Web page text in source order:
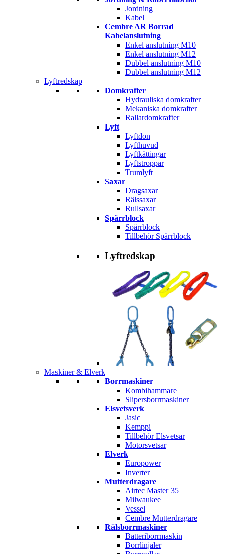
Jordning
Kabel
Cembre AR Borrad
Kabelanslutning
Enkel anslutning M10
Enkel anslutning M12
Dubbel anslutning M10
Dubbel anslutning M12
Lyftredskap
Domkrafter
Hydrauliska domkrafter
Mekaniska domkrafter
Rallardomkrafter
Lyft
Lyftdon
Lyfthuvud
Lyftkättingar
Lyftstroppar
Trumlyft
Saxar
Dragsaxar
Rälssaxar
Rullsaxar
Spärrblock
Spärrblock
Tillbehör Spärrblock
Lyftredskap
Maskiner & Elverk
Borrmaskiner
Kombihammare
Slipersborrmaskiner
Elsvetsverk
Jasic
Kemppi
Tillbehör Elsvetsar
Motorsvetsar
Elverk
Europower
Inverter
Mutterdragare
Airtec Master 35
Milwaukee
Vessel
Cembre Mutterdragare
Rälsborrmaskiner
Batteriborrmaskin
Borrlinjaler